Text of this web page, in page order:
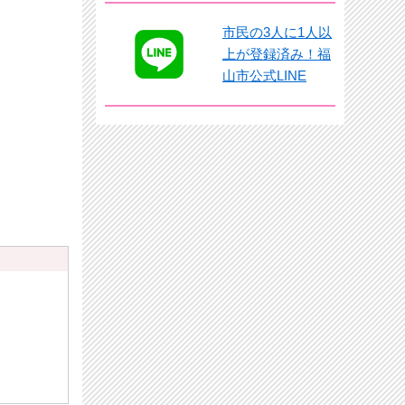
市民の3人に1人以
上が登録済み！福
山市公式LINE